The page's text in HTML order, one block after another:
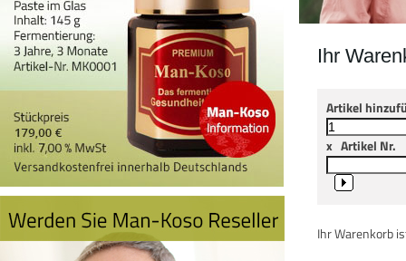
Ihr
Artikel
x Artikel Nr.
Ihr Warenkorb